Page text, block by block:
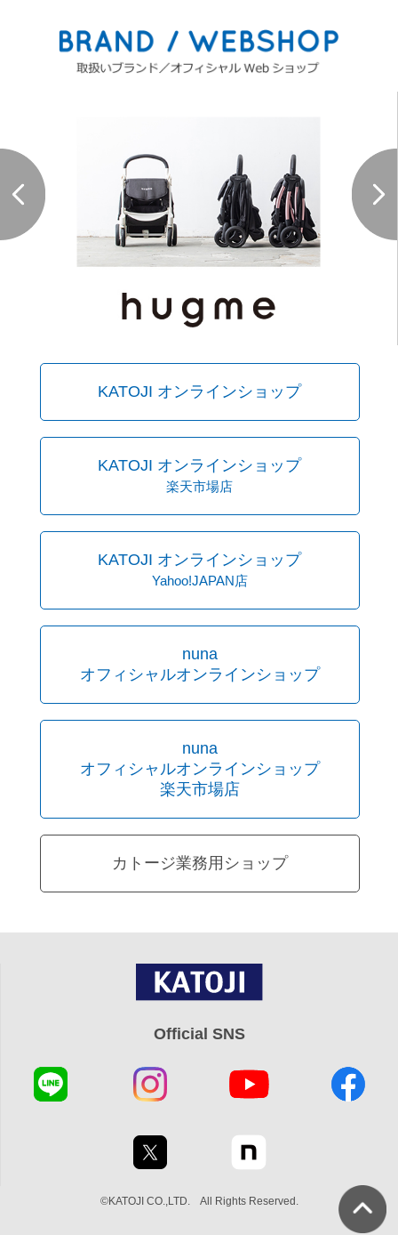
オフィシャルInstagram
× 閉じる
KATOJI オンラインショップ
KATOJI オンラインショップ
楽天市場店
KATOJI オンラインショップ
Yahoo!JAPAN店
nuna
オフィシャルオンラインショップ
nuna
オフィシャルオンラインショップ
楽天市場店
カトージ業務用ショップ
Official SNS
©KATOJI CO.,LTD. All Rights Reserved.